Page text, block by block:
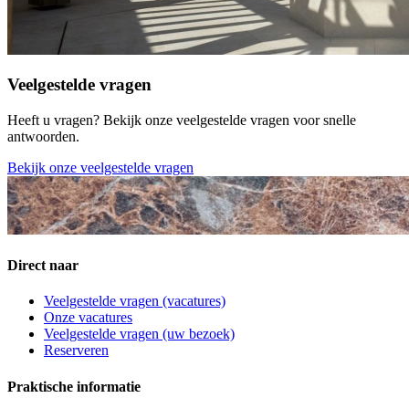
Veelgestelde vragen
Heeft u vragen? Bekijk onze veelgestelde vragen voor snelle
antwoorden.
Bekijk onze veelgestelde vragen
Direct naar
Veelgestelde vragen (vacatures)
Onze vacatures
Veelgestelde vragen (uw bezoek)
Reserveren
Praktische informatie